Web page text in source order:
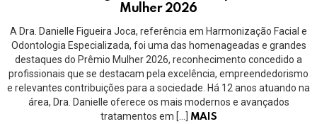
Mulher 2026
A Dra. Danielle Figueira Joca, referência em Harmonização Facial e
Odontologia Especializada, foi uma das homenageadas e grandes
destaques do Prêmio Mulher 2026, reconhecimento concedido a
profissionais que se destacam pela excelência, empreendedorismo
e relevantes contribuições para a sociedade. Há 12 anos atuando na
área, Dra. Danielle oferece os mais modernos e avançados
tratamentos em […]
MAIS